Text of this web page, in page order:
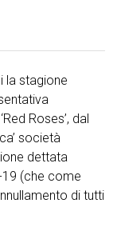
la stagione
Roses’, dal
società
dettata
19 (che come
di tutti